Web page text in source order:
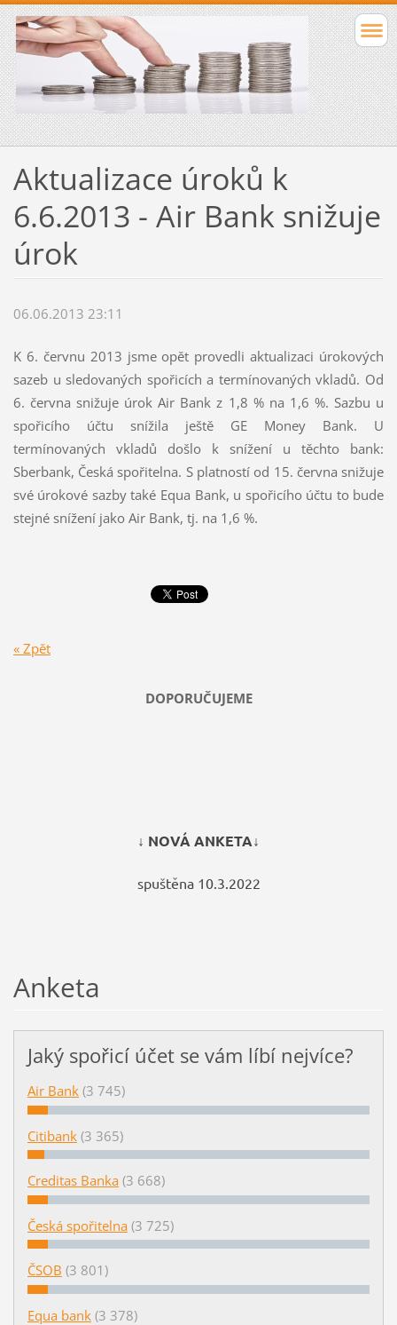
Aktualizace úroků k
6.6.2013 - Air Bank snižuje
úrok
06.06.2013 23:11
K 6. červnu 2013 jsme opět provedli aktualizaci úrokových
sazeb u sledovaných spořicích a termínovaných vkladů. Od
6. června snižuje úrok Air Bank z 1,8 % na 1,6 %. Sazbu u
spořicího účtu snížila ještě GE Money Bank. U
termínovaných vkladů došlo k snížení u těchto bank:
Sberbank, Česká spořitelna. S platností od 15. června snižuje
své úrokové sazby také Equa Bank, u spořicího účtu to bude
stejné snížení jako Air Bank, tj. na 1,6 %.
« Zpět
DOPORUČUJEME
↓ NOVÁ ANKETA↓
spuštěna 10.3.2022
Anketa
Jaký spořicí účet se vám líbí nejvíce?
Air Bank (3 745)
Citibank (3 365)
Creditas Banka (3 668)
Česká spořitelna (3 725)
ČSOB (3 801)
Equa bank (3 378)